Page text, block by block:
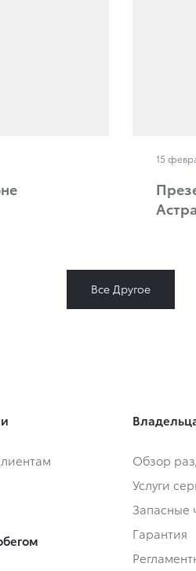
15
Все Другое
Обзор
Услуги
Запасные
Гарантия